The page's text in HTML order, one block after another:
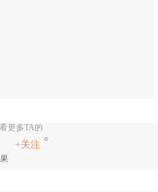
更多TA的
+关注